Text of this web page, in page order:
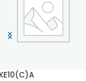
1.5KE100(C)A